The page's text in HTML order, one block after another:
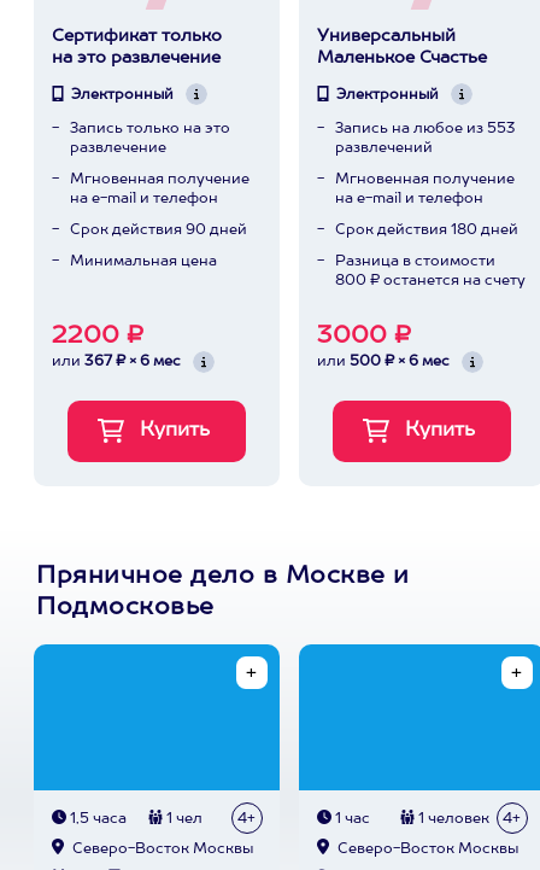
Сертификат только
на это развлечение
Электронный
Запись только на это
развлечение
Мгновенная получение
на e-mail и телефон
Срок действия 90 дней
Минимальная цена
2200 ₽
или 367 ₽ × 6 мес
Универсальный
Маленькое Счастье
Электронный
Запись на любое из 553
развлечений
Мгновенная получение
на e-mail и телефон
Срок действия 180 дней
Разница в стоимости
800 ₽ останется на счету
3000 ₽
или 500 ₽ × 6 мес
Пряничное дело в Москве и
Подмосковье
1,5 часа 1 чел 4+
Северо-Восток Москвы
1 час 1 человек 4+
Северо-Восток Москвы